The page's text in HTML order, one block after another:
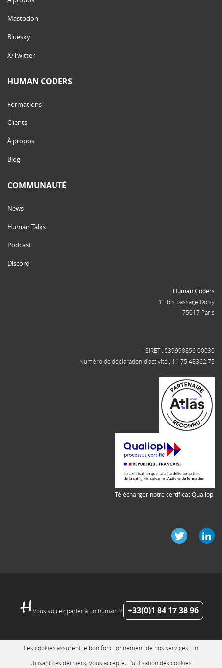
Mastodon
Bluesky
X/Twitter
HUMAN CODERS
Formations
Clients
À propos
Blog
COMMUNAUTÉ
News
Human Talks
Podcast
Discord
Human Coders
11 bis passage Doisy
75017 Paris
SIRET : 539998856 00030
Numéro de déclaration d'activité : 11 75 48362 75
Télécharger notre certificat Qualiopi
Vous voulez parler à un humain ? +33(0)1 84 17 38 96
Les cookies assurent le bon fonctionnement de nos services. En
utilisant ces derniers, vous acceptez l'utilisation des cookies.